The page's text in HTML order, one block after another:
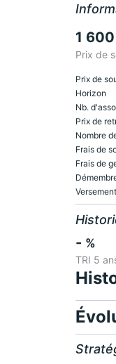
1 600
Prix de
Prix de
Horizon
Nb.
Prix de
Nombre
Frais de
Frais de
- %
TRI 5